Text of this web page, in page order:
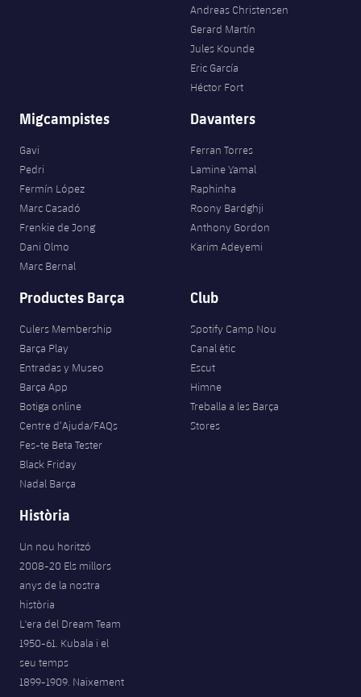
Andreas Christensen
Gerard Martín
Jules Kounde
Eric García
Héctor Fort
Migcampistes
Gavi
Pedri
Fermín López
Marc Casadó
Frenkie de Jong
Dani Olmo
Marc Bernal
Davanters
Ferran Torres
Lamine Yamal
Raphinha
Roony Bardghji
Anthony Gordon
Karim Adeyemi
Productes Barça
Culers Membership
Barça Play
Entradas y Museo
Barça App
Botiga online
Centre d’Ajuda/FAQs
Fes-te Beta Tester
Black Friday
Nadal Barça
Club
Spotify Camp Nou
Canal ètic
Escut
Himne
Treballa a les Barça
Stores
Història
Un nou horitzó
2008-20 Els millors
anys de la nostra
història
L'era del Dream Team
1950-61. Kubala i el
seu temps
1899-1909. Naixement